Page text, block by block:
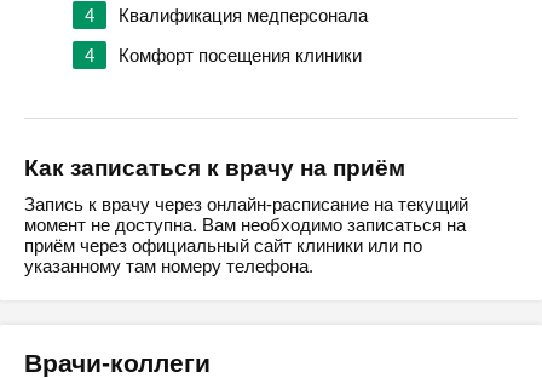
4
Квалификация медперсонала
4
Комфорт посещения клиники
Как записаться к врачу на приём
Запись к врачу через онлайн-расписание на текущий
момент не доступна. Вам необходимо записаться на
приём через официальный сайт клиники или по
указанному там номеру телефона.
Врачи-коллеги